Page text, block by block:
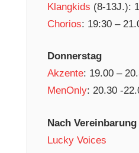
Klangkids (8-13J.):
Chorios: 19:30 –
Donnerstag
Akzente: 19.00 –
MenOnly: 20.30 -
Nach Vereinbarung
Lucky Voices